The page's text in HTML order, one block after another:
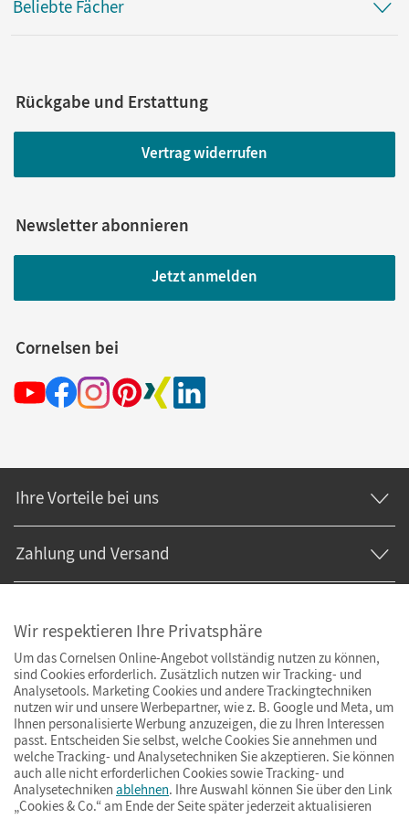
Pape, Christina
Beliebte Fächer
Rückgabe und Erstattung
Vertrag widerrufen
Newsletter abonnieren
Jetzt anmelden
Cornelsen bei
Ihre Vorteile bei uns
Zahlung und Versand
Wir respektieren Ihre Privatsphäre
Um das Cornelsen Online-Angebot vollständig nutzen zu können,
sind Cookies erforderlich. Zusätzlich nutzen wir Tracking- und
Analysetools. Marketing Cookies und andere Trackingtechniken
nutzen wir und unsere Werbepartner, wie z. B. Google und Meta, um
Ihnen personalisierte Werbung anzuzeigen, die zu Ihren Interessen
passt. Entscheiden Sie selbst, welche Cookies Sie annehmen und
welche Tracking- und Analysetechniken Sie akzeptieren. Sie können
auch alle nicht erforderlichen Cookies sowie Tracking- und
Analysetechniken ablehnen. Ihre Auswahl können Sie über den Link
„Cookies & Co.“ am Ende der Seite später jederzeit aktualisieren